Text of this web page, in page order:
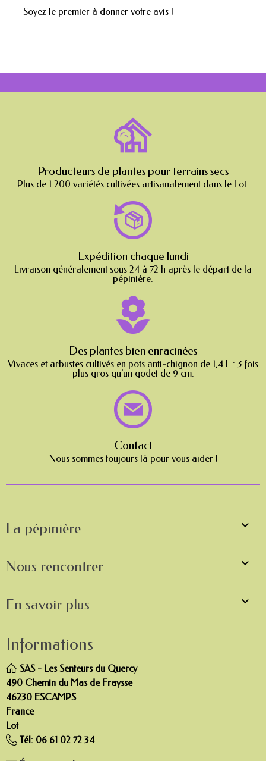
Soyez le premier à donner votre avis !
Producteurs de plantes pour terrains secs
Plus de 1 200 variétés cultivées artisanalement dans le Lot.
Expédition chaque lundi
Livraison généralement sous 24 à 72 h après le départ de la
pépinière.
Des plantes bien enracinées
Vivaces et arbustes cultivés en pots anti-chignon de 1,4 L : 3 fois
plus gros qu'un godet de 9 cm.
Contact
Nous sommes toujours là pour vous aider !
La pépinière 
Nous rencontrer 
En savoir plus 
Informations
SAS - Les Senteurs du Quercy
490 Chemin du Mas de Fraysse
46230 ESCAMPS
France
Lot
Tél: 06 61 02 72 34